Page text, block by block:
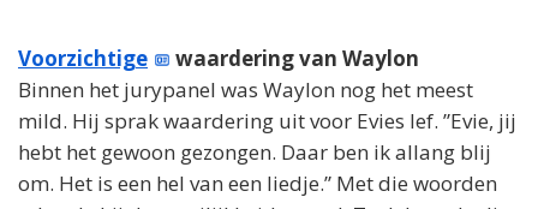
Voorzichtige
waardering van Waylon
Binnen het jurypanel was Waylon nog het meest
mild. Hij sprak waardering uit voor Evies lef. ”Evie, jij
hebt het gewoon gezongen. Daar ben ik allang blij
om. Het is een hel van een liedje.” Met die woorden